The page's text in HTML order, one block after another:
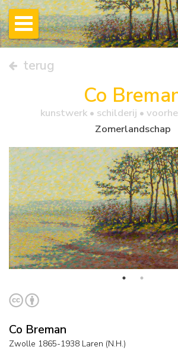
terug
Co
kunstwerk • schilderij •
Zomerlandschap
Co Breman
Zwolle 1865-1938 Laren (N.H.)